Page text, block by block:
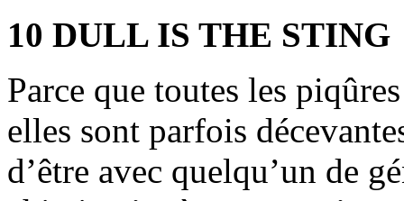
10 DULL IS THE STING
Parce que toutes les
elles sont parfois
d’être avec quelqu’un de